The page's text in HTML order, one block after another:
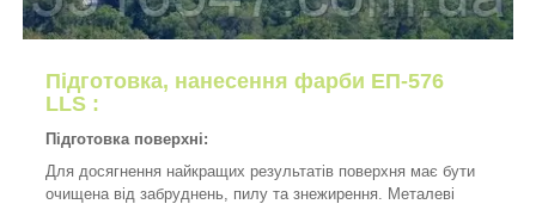
Підготовка, нанесення фарби ЕП-576
LLS :
Підготовка поверхні:
Для досягнення найкращих результатів поверхня має бути
очищена від забруднень, пилу та знежирення. Металеві